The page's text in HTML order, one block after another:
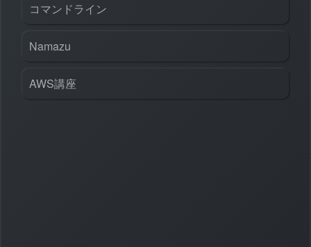
コマンドライン
Namazu
AWS講座